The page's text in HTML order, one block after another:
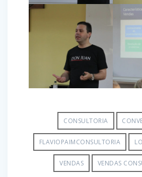
CONSULTORIA
FLAVIOPAIMCONSULTORIA
VENDAS VENDAS